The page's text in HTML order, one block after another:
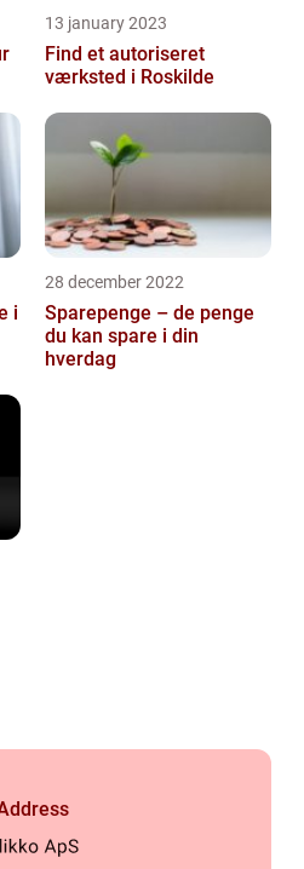
13 january 2023
Find et autoriseret
værksted i Roskilde
i
28 december 2022
Sparepenge – de penge
du kan spare i din
hverdag